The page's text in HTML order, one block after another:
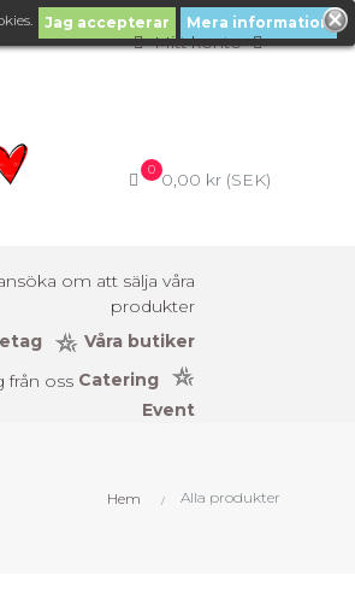
Mitt konto
0 0,00 kr (SEK)
Våra butiker
Catering
Event
Jag accepterar Mera information
Hem Alla produkter